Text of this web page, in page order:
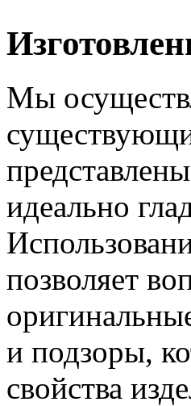
Мы
идеально
позволяет
и подзоры,
свойства